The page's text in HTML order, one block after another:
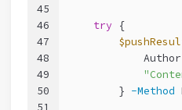
45
46
47
48
49
50
51
try {
        }
-Method